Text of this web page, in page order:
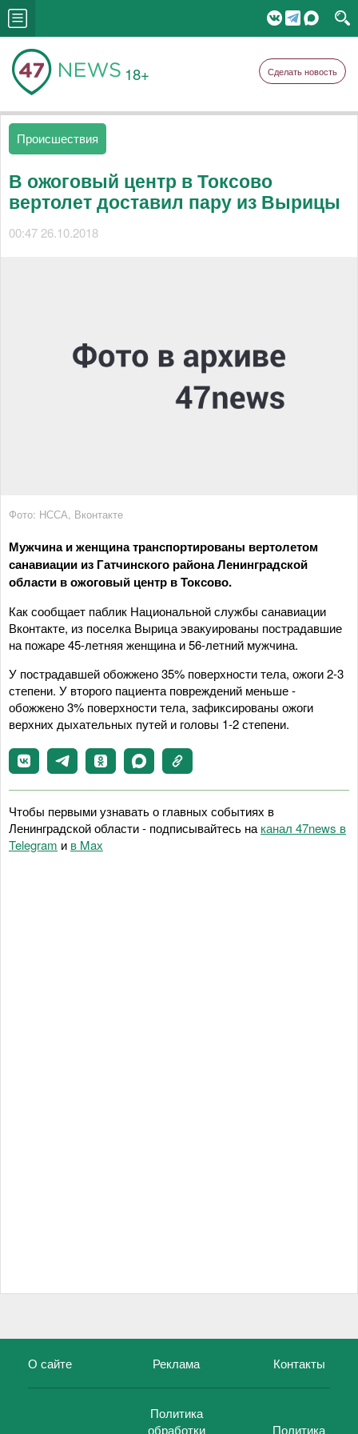
18+ Сделать новость
Происшествия
В ожоговый центр в Токсово
вертолет доставил пару из Вырицы
00:47 26.10.2018
Фото: НССА, Вконтакте
Мужчина и женщина транспортированы вертолетом
санавиации из Гатчинского района Ленинградской
области в ожоговый центр в Токсово.
Как сообщает паблик Национальной службы санавиации
Вконтакте, из поселка Вырица эвакуированы пострадавшие
на пожаре 45-летняя женщина и 56-летний мужчина.
У пострадавшей обожжено 35% поверхности тела, ожоги 2-3
степени. У второго пациента повреждений меньше -
обожжено 3% поверхности тела, зафиксированы ожоги
верхних дыхательных путей и головы 1-2 степени.
Чтобы первыми узнавать о главных событиях в
Ленинградской области - подписывайтесь на канал 47news в
Telegram и в Maх
О сайте Реклама Контакты
Политика
обработки
Политика